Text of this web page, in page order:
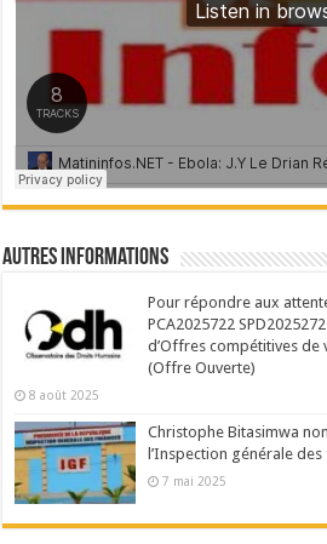
Autres Informations
Pour répondre aux
PCA2025722
d’Offres compétitives
(Offre Ouverte)
8 août 2025
Christophe Bitasimwa
l’Inspection générale des
7 mai 2025